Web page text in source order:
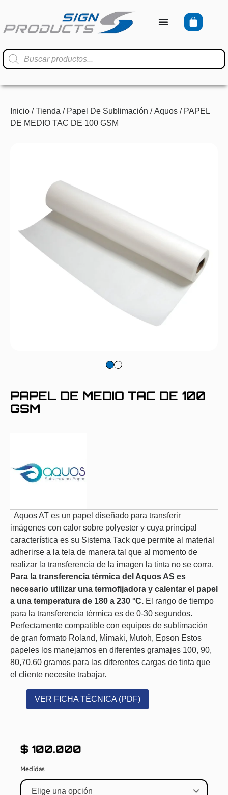
Inicio /Tienda / Papel De Sublimación /Aquos / PAPEL
DE MEDIO TAC DE 100 GSM
PAPEL DE MEDIO TAC DE 100
GSM
Aquos AT es un papel diseñado para transferir
imágenes con calor sobre polyester y cuya principal
característica es su Sistema Tack que permite al material
adherirse a la tela de manera tal que al momento de
realizar la transferencia de la imagen la tinta no se corra.
Para la transferencia térmica del Aquos AS es
necesario utilizar una termofijadora y calentar el papel
a una temperatura de 180 a 230 °C. El rango de tiempo
para la transferencia térmica es de 0-30 segundos.
Perfectamente compatible con equipos de sublimación
de gran formato Roland, Mimaki, Mutoh, Epson Estos
papeles los manejamos en diferentes gramajes 100, 90,
80,70,60 gramos para las diferentes cargas de tinta que
el cliente necesite trabajar.
VER FICHA TÉCNICA (PDF)
$ 100.000
Medidas